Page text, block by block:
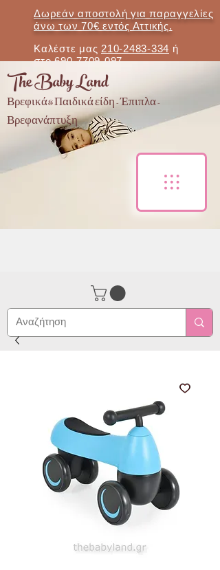
Δωρεάν αποστολή για παραγγελίες
άνω των 70€ εντός Αττικής.
Καλέστε μας 210-2483-334 ή
στο690-7709-097
The Baby Land
Βρεφικά & Παιδικά είδη - Έπιπλα -
Βρεφανάπτυξη